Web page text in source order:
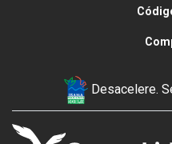
Desacelere.